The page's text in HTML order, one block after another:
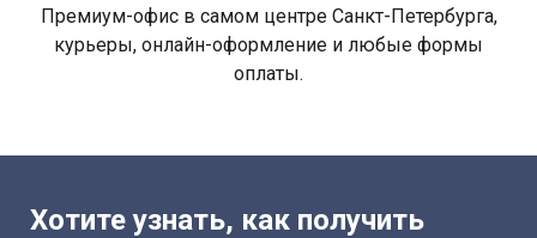
Премиум-офис в самом центре Санкт-Петербурга,
курьеры, онлайн-оформление и любые формы
оплаты.
Хотите узнать, как получить